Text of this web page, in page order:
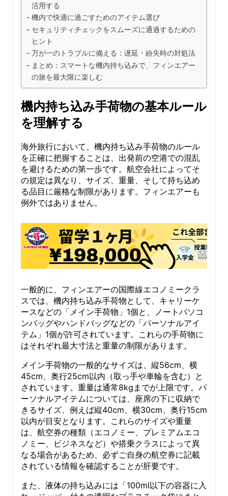
活用する
機内で快適に過ごすためのアイテム選び
セキュリティチェックをスムーズに通過するための
ヒント
万が一のトラブルに備える：遅延・紛失時の対処法
まとめ：スマートな機内持ち込みで、フィンエアー
の旅を最大限に楽しむ
機内持ち込み手荷物の基本ルール
を理解する
海外旅行において、機内持ち込み手荷物のルール
を正確に把握することは、出発前の空港での混乱
を避けるための第一歩です。航空会社によってそ
の規定は異なり、サイズ、重量、そして持ち込め
る品目に厳格な制限があります。フィンエアーも
例外ではありません。
一般的に、フィンエアーの国際線エコノミークラ
スでは、機内持ち込み手荷物として、キャリーケ
ースなどの「メイン手荷物」1個と、ノートパソコ
ンバッグやハンドバッグなどの「パーソナルアイ
テム」1個が許可されています。これらの手荷物に
はそれぞれ最大寸法と重量の制限があります。
メイン手荷物の一般的なサイズは、縦56cm、横
45cm、奥行25cm以内（取っ手や車輪を含む）と
されています。重量は通常8kgまでが上限です。パ
ーソナルアイテムについては、座席の下に収納で
きるサイズ、例えば縦40cm、横30cm、奥行15cm
以内が目安となります。これらのサイズや重量
は、航空券の種類（エコノミー、プレミアムエコ
ノミー、ビジネスなど）や搭乗クラスによって異
なる場合があるため、必ずご自身の航空券に記載
されている情報を確認することが肝要です。
また、液体の持ち込みには「100ml以下の容器に入